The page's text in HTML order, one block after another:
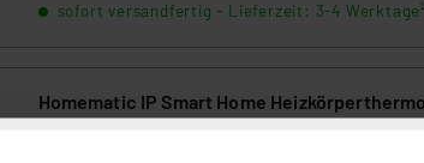
Anbindung an Wandthermostate und
sofort versandfertig - Lieferzeit: 3-4 Werktage²
Homematic IP Smart Home